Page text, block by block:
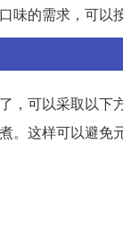
味的需求，可以
，可以采取以
。这样可以避